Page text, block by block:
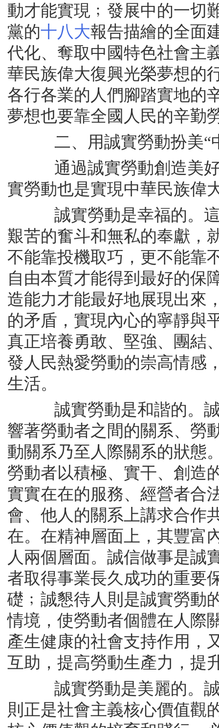
動才能實現﹔發展中的一切
黨的十八大報告描繪的全面
代化、奪取中國特色社會主
華民族偉大復興光榮夢想的
各行各業的人們腳踏實地的
夢想也要靠全國人民的辛勤
二、用誠實勞動扮美“
通過誠實勞動創造美好
實勞動也是實現中華民族偉
誠實勞動是幸福的。這
艱苦的奮斗和無私的奉獻，
不能靠投機取巧，更不能靠
自由本質才能得到最好的保
造能力才能最好地展現出來
的矛盾，實現內心的寧靜與
真正培養勇敢、堅強、團結
發人民熱愛勞動的崇高情感
生活。
誠實勞動是和諧的。誠
響著勞動者之間的關系、勞
動關系乃至人際關系的狀態
勞動者以積極、實干、創造
實實在在的服務、經營者合
會、他人的關系上講求合作
在。在精神層面上，其豐富
人兩個層面。誠信做事是誠
者取得事業長久成功的重要
礎﹔誠懇待人則是誠實勞動
情境，使勞動者個體在人際
產生健康的社會支持作用，
互助，提高勞動生產力，提
誠實勞動是美麗的。誠
則正是社會主義核心價值觀